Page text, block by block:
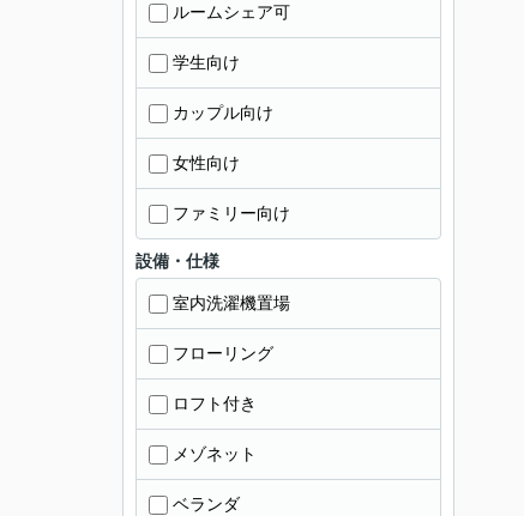
ルームシェア可
学生向け
カップル向け
女性向け
ファミリー向け
設備・仕様
室内洗濯機置場
フローリング
ロフト付き
メゾネット
ベランダ